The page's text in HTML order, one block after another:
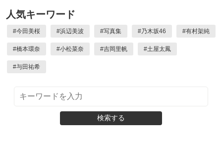
人気キーワード
#今田美桜 #浜辺美波 #写真集 #乃木坂46 #有村架純
#橋本環奈 #小松菜奈 #吉岡里帆 #土屋太鳳
#与田祐希
検索する